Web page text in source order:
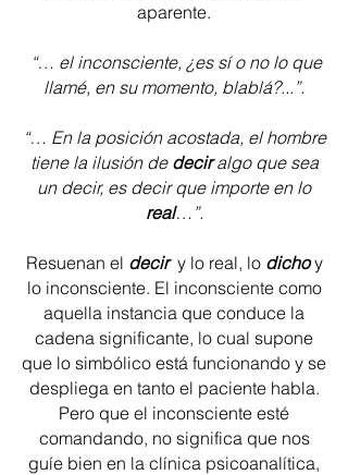
aparente.
“… el inconsciente, ¿es sí o no lo que
llamé, en su momento, blablá?...”.
“… En la posición acostada, el hombre
tiene la ilusión de deciralgo que sea
un decir, es decir que importe en lo
real…”.
Resuenan el decir y lo real, lo dichoy
lo inconsciente. El inconsciente como
aquella instancia que conduce la
cadena significante, lo cual supone
que lo simbólico está funcionando y se
despliega en tanto el paciente habla.
Pero que el inconsciente esté
comandando, no significa que nos
guíe bien en la clínica psicoanalítica,